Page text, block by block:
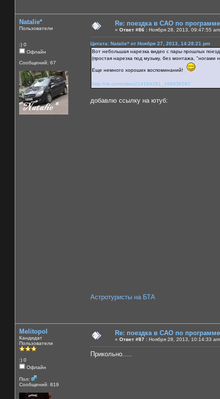
Natalie*
Пользователи
:) 0
Офлайн
Сообщений: 67
Re: поездка в САО по
« Ответ #86 : Ноября 28, 2013, 09:47:55
Цитата: Natalie* от Ноября 27, 2013, 14:28:21 pm
Вот небольшая нарезка видео с пары прошлых
(простая нарезка под музыку, без монтажа, "ногами
Еще немного хороших воспоминаний!
http://vk.com/video214164281_166636597
добавлю ссылку на ютуб:
Астротуристы на БТА
Melitopol
Кандидат
Пользователи
:) 0
Офлайн
Пол:
Сообщений: 819
Re: поездка в САО по
« Ответ #87 : Ноября 28, 2013, 10:14:33
Прикольно.....